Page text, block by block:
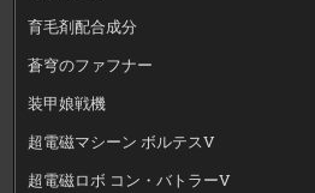
育毛剤配合成分
蒼穹のファフナー
装甲娘戦機
超電磁マシーン ボルテスV
超電磁ロボ コン・バトラーV